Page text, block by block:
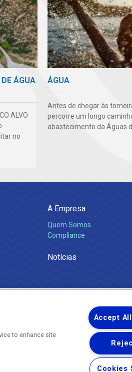
ÁGUA
ALVO
no
ÁGUA
Antes de chegar às
percorre um longo
abastecimento da Águas
A Empresa
Quem Somos
Compliance
Notícias
Copyright ® 2026 - Todos os Direitos
to enhance site
Accept
Cookies